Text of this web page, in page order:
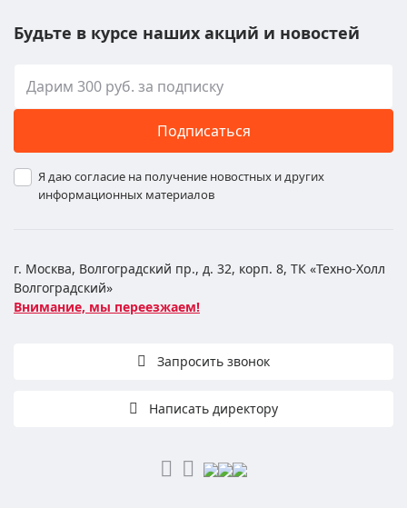
Будьте в курсе наших акций и новостей
Подписаться
Я даю согласие на получение новостных и других
информационных материалов
г. Москва, Волгоградский пр., д. 32, корп. 8, ТК «Техно-Холл
Волгоградский»
Внимание, мы переезжаем!
Запросить звонок
Написать директору